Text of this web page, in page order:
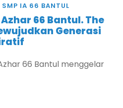
SMP IA 66 BANTUL
Azhar 66 Bantul. The
Generasi
66 Bantul menggelar